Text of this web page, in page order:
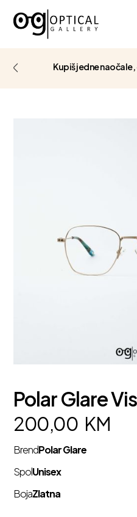
Kupiš jedne
Polar Glare
200,00 KM
BrendPolar Glare
SpolUnisex
BojaZlatna